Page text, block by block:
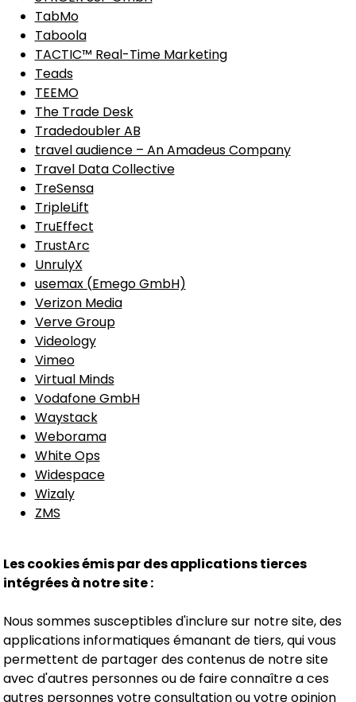
TabMo
Taboola
TACTIC™ Real-Time Marketing
Teads
TEEMO
The Trade Desk
Tradedoubler AB
travel audience – An Amadeus Company
Travel Data Collective
TreSensa
TripleLift
TruEffect
TrustArc
UnrulyX
usemax (Emego GmbH)
Verizon Media
Verve Group
Videology
Vimeo
Virtual Minds
Vodafone GmbH
Waystack
Weborama
White Ops
Widespace
Wizaly
ZMS
Les cookies émis par des applications tierces
intégrées à notre site :
Nous sommes susceptibles d'inclure sur notre site, des
applications informatiques émanant de tiers, qui vous
permettent de partager des contenus de notre site
avec d'autres personnes ou de faire connaître a ces
autres personnes votre consultation ou votre opinion